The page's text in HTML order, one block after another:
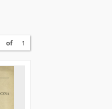
of 1